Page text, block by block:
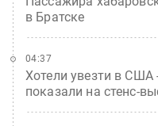
в Братске
Хотели увезти в США
показали на стенс-
04:37